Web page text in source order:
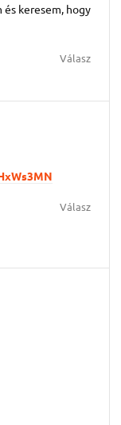
keresem, hogy
Válasz
Válasz